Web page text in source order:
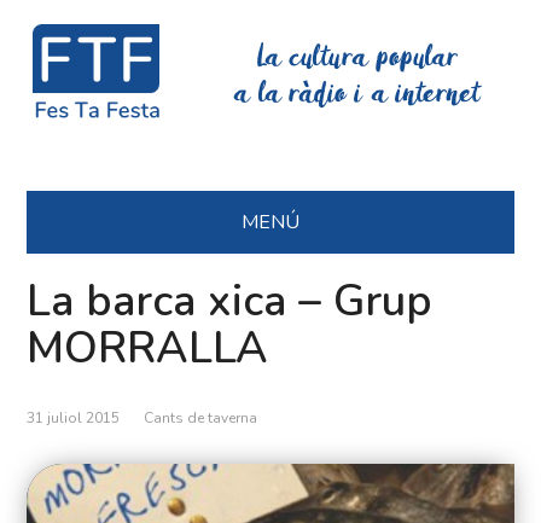
La cultura popular
a la ràdio i a internet
MENÚ
La barca xica – Grup
MORRALLA
31 juliol 2015 Cants de taverna